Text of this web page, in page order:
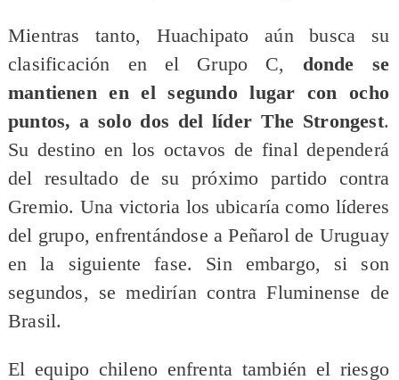
Mientras tanto, Huachipato aún busca su
clasificación en el Grupo C, donde se
mantienen en el segundo lugar con ocho
puntos, a solo dos del líder The Strongest.
Su destino en los octavos de final dependerá
del resultado de su próximo partido contra
Gremio. Una victoria los ubicaría como líderes
del grupo, enfrentándose a Peñarol de Uruguay
en la siguiente fase. Sin embargo, si son
segundos, se medirían contra Fluminense de
Brasil.
El equipo chileno enfrenta también el riesgo